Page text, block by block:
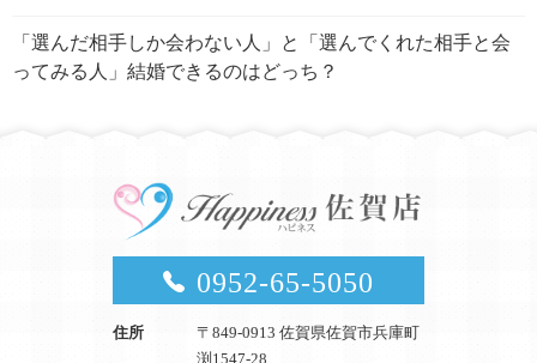
「選んだ相手しか会わない人」と「選んでくれた相手と会
ってみる人」結婚できるのはどっち？
0952-65-5050
住所
〒849-0913 佐賀県佐賀市兵庫町
渕1547-28